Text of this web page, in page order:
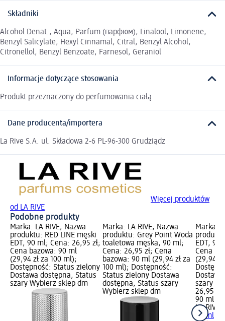
Składniki
Alcohol Denat., Aqua, Parfum (парфюм), Linalool, Limonene,
Benzyl Salicylate, Hexyl Cinnamal, Citral, Benzyl Alcohol,
Citronellol, Benzyl Benzoate, Farnesol, Geraniol
Informacje dotyczące stosowania
Produkt przeznaczony do perfumowania ciałą
Dane producenta/importera
La Rive S.A. ul. Składowa 2-6 PL-96-300 Grudziądz
Więcej produktów
od LA RIVE
Podobne produkty
Marka: LA RIVE; Nazwa
produktu: RED LINE męski
EDT, 90 ml; Cena: 26,95 zł;
Cena bazowa: 90 ml
(29,94 zł za 100 ml);
Dostępność: Status zielony
Dostawa dostępna, Status
szary Wybierz sklep dm
Marka: LA RIVE; Nazwa
produktu: Grey Point Woda
toaletowa męska, 90 ml;
Cena: 26,95 zł; Cena
bazowa: 90 ml (29,94 zł za
100 ml); Dostępność:
Status zielony Dostawa
dostępna, Status szary
Wybierz sklep dm
Marka:
EDT, 90
Cena
(29,94
szary
26,95 zł
90 ml
LA RIVE
90 ml